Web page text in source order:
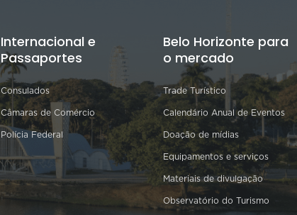
Internacional e
Passaportes
Consulados
Câmaras de Comércio
Polícia Federal
Belo Horizonte para
o mercado
Trade Turístico
Calendário Anual de Eventos
Doação de mídias
Equipamentos e serviços
Materiais de divulgação
Observatório do Turismo